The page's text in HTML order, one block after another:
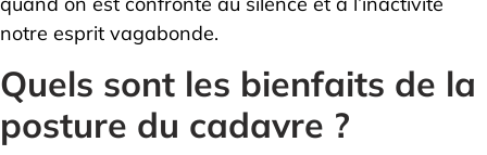
notre esprit vagabonde.
Quels sont les bienfaits de la
posture du cadavre ?